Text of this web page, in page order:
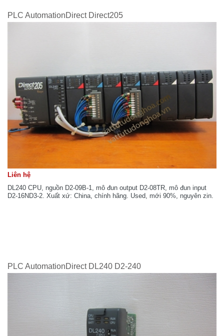
PLC AutomationDirect Direct205
Liên hệ
DL240 CPU, nguồn D2-09B-1, mô đun output D2-08TR, mô đun input
D2-16ND3-2. Xuất xứ: China, chính hãng. Used, mới 90%, nguyên zin.
PLC AutomationDirect DL240 D2-240